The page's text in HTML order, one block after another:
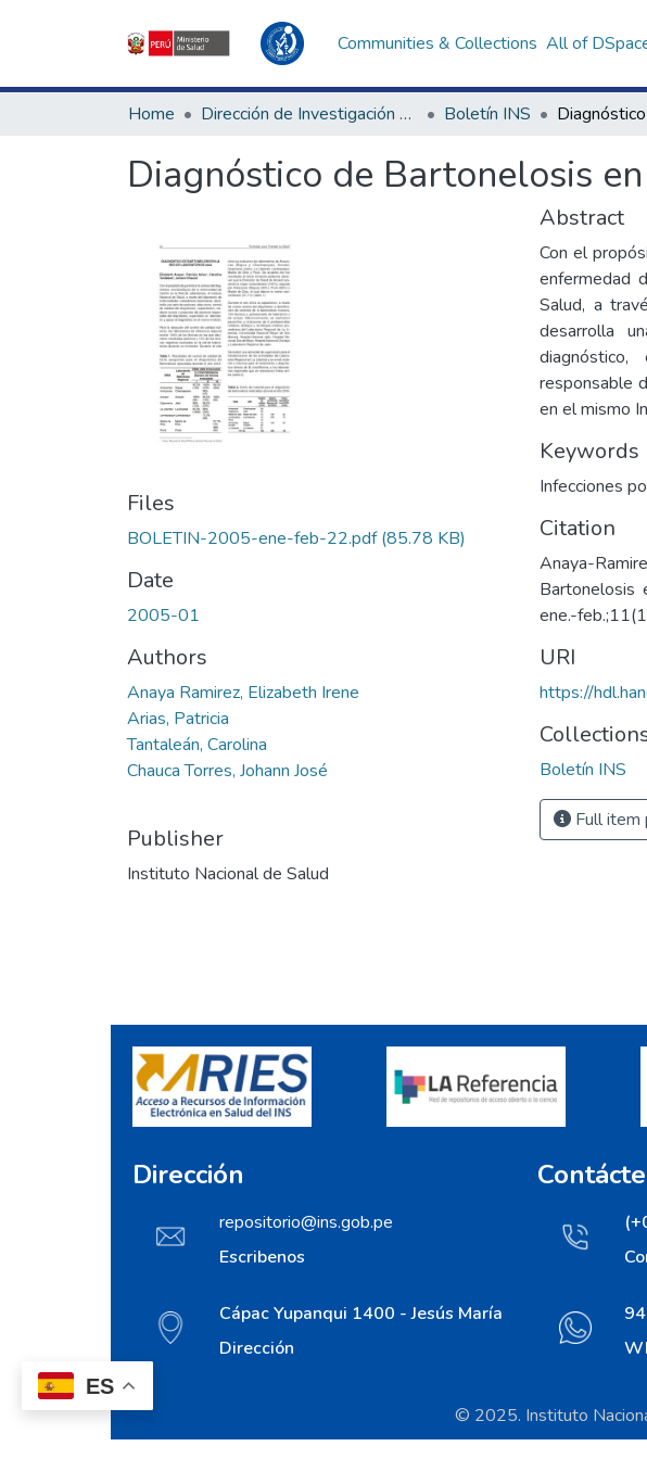
ES
Communities & Collections All of
Home Dirección de Investigación e Innovación en Salud Boletín INS
Diagnóstico de Bartonelosis
Files
BOLETIN-2005-ene-feb-22.pdf(85.78 KB)
Date
2005-01
Authors
Anaya Ramirez, Elizabeth Irene
Arias, Patricia
Tantaleán, Carolina
Chauca Torres, Johann José
Publisher
Instituto Nacional de Salud
Abstract
Con el
enfermedad
Salud, a
desarrolla
responsable
en el mismo
Keywords
Infecciones
Citation
Anaya-
Bartonelosis
ene.-
URI
https://
Boletín INS
Full item
Dirección
repositorio@ins.gob.pe
Escribenos
Cápac Yupanqui 1400 - Jesús María
Dirección
© 2025. Instituto